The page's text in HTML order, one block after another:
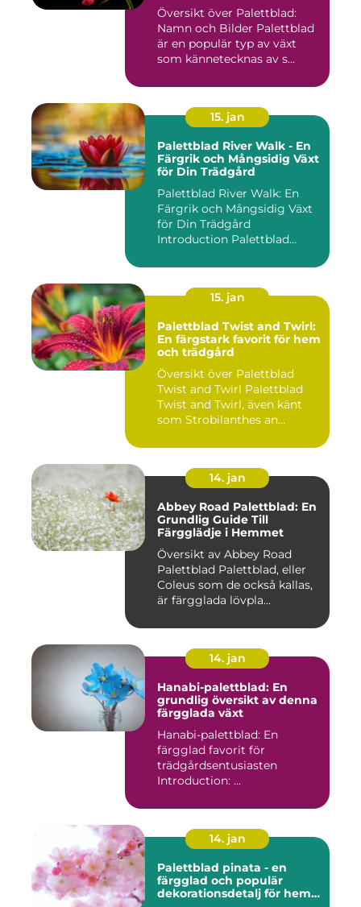
Översikt över Palettblad:
Namn och Bilder Palettblad
är en populär typ av växt
som kännetecknas av s...
15. jan
Palettblad River Walk - En
Färgrik och Mångsidig Växt
för Din Trädgård
Palettblad River Walk: En
Färgrik och Mångsidig Växt
för Din Trädgård
Introduction Palettblad
15. jan
Palettblad Twist and Twirl:
En färgstark favorit för hem
och trädgård
Översikt över Palettblad
Twist and Twirl Palettblad
Twist and Twirl, även känt
som Strobilanthes an...
14. jan
Abbey Road Palettblad: En
Grundlig Guide Till
Färgglädje i Hemmet
Översikt av Abbey Road
Palettblad Palettblad, eller
Coleus som de också kallas,
är färgglada lövpla...
14. jan
Hanabi-palettblad: En
grundlig översikt av denna
färgglada växt
Hanabi-palettblad: En
färgglad favorit för
trädgårdsentusiasten
Introduction: ...
14. jan
Palettblad pinata - en
färgglad och populär
dekorationsdetalj för hem